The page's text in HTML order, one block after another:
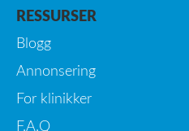
RESSURSER
Blogg
Annonsering
For klinikker
F.A.Q